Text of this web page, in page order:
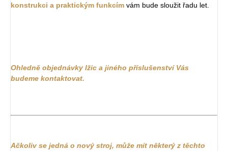
konstrukci a praktickým funkcím vám bude sloužit řadu let.
Ohledně objednávky lžic a jiného příslušenství Vás
budeme kontaktovat.
Ačkoliv se jedná o nový stroj, může mít některý z těchto